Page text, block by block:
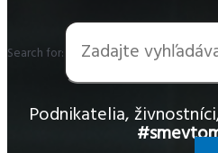
Search for:
Podnikatelia,